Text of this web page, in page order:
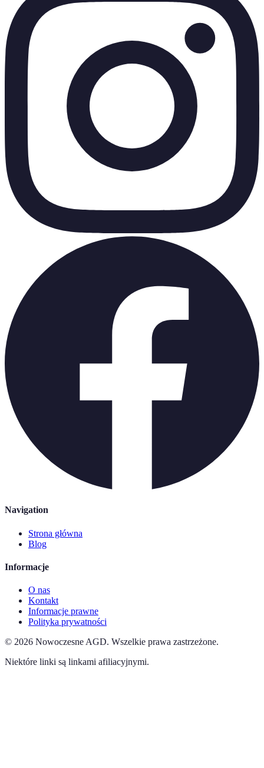
Navigation
Strona główna
Blog
Informacje
O nas
Kontakt
Informacje prawne
Polityka prywatności
© 2026 Nowoczesne AGD. Wszelkie prawa zastrzeżone.
Niektóre linki są linkami afiliacyjnymi.